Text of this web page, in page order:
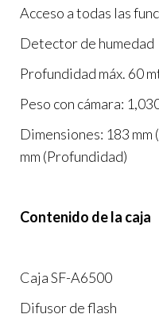
Acceso a todas las
Detector de humedad
Profundidad máx. 60
Peso con cámara:
Dimensiones: 183 mm
mm (Profundidad)
Contenido de la caja
Caja SF-A6500
Difusor de flash